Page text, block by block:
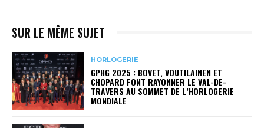
SUR LE MÊME SUJET
HORLOGERIE
GPHG 2025 : BOVET, VOUTILAINEN ET
CHOPARD FONT RAYONNER LE VAL-DE-
TRAVERS AU SOMMET DE L’HORLOGERIE
MONDIALE